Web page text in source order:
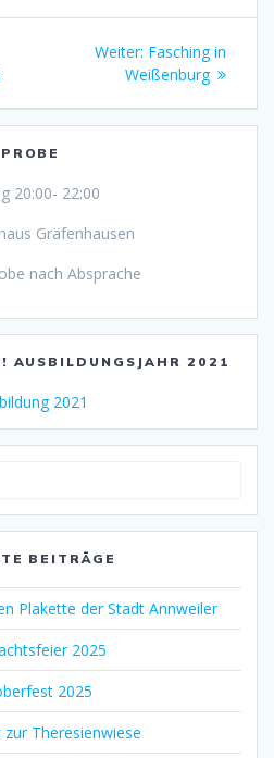
Weiter: Fasching in
Weißenburg
PROBE
20:00- 22:00
Gräfenhausen
nach Absprache
AUSBILDUNGSJAHR 2021
2021
BEITRÄGE
Plakette der Stadt Annweiler
2025
2025
Theresienwiese